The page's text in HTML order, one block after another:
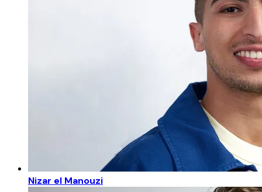
Nizar el Manouzi